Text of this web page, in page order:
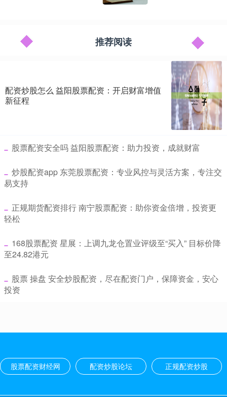
推荐阅读
配资炒股怎么 益阳股票配资：开启财富增值
新征程
​股票配资安全吗 益阳股票配资：助力投资，成就财富
​炒股配资app 东莞股票配资：专业风控与灵活方案，专注交
易支持
​正规期货配资排行 南宁股票配资：助你资金倍增，投资更
轻松
​168股票配资 星展：上调九龙仓置业评级至“买入” 目标价降
至24.82港元
​股票 操盘 安全炒股配资，尽在配资门户，保障资金，安心
投资
股票配资财经网 配资炒股论坛 正规配资炒股